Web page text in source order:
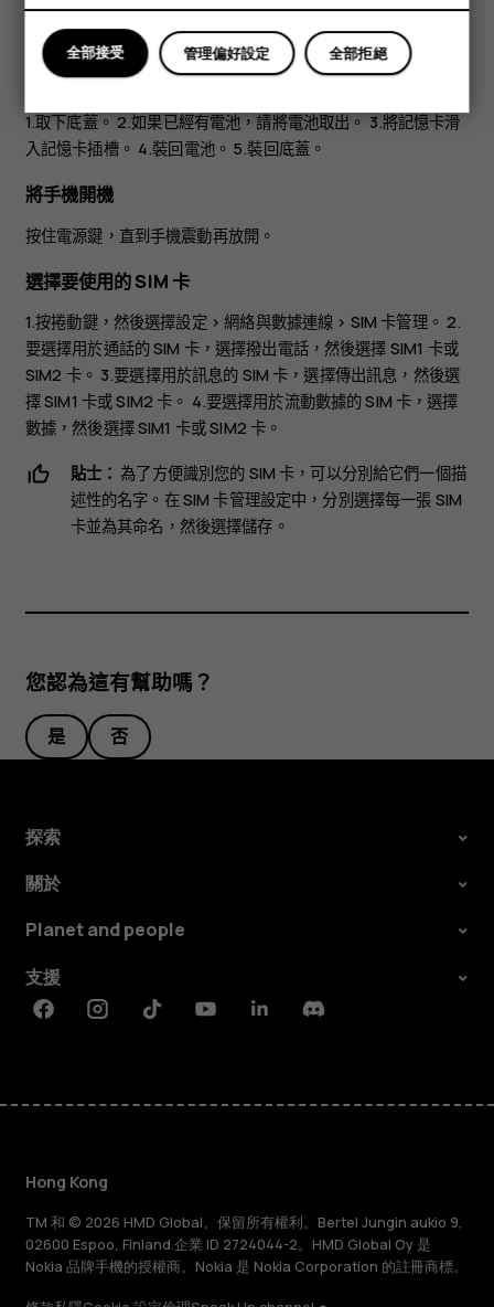
1.取下底蓋。 2.如果已經有電池，請將電池取出。 3.將記憶卡滑
入記憶卡插槽。 4.裝回電池。 5.裝回底蓋。
將手機開機
按住電源鍵，直到手機震動再放開。
選擇要使用的 SIM 卡
1.按捲動鍵，然後選擇設定 >網絡與數據連線 > SIM 卡管理。 2.
要選擇用於通話的 SIM 卡，選擇撥出電話，然後選擇 SIM1 卡或
SIM2 卡。 3.要選擇用於訊息的 SIM 卡，選擇傳出訊息 ，然後選
擇SIM1 卡或SIM2 卡 。 4.要選擇用於流動數據的 SIM 卡，選擇
數據 ，然後選擇SIM1 卡或SIM2 卡 。
貼士： 為了方便識別您的 SIM 卡，可以分別給它們一個描
述性的名字。在SIM 卡管理設定中，分別選擇每一張 SIM
卡並為其命名，然後選擇儲存 。
您認為這有幫助嗎？
是 否
探索
關於
Planet and people
支援
FacebookInstagramTiktokYoutubeLinkedinDiscord
Hong Kong
TM 和 © 2026 HMD Global。保留所有權利。Bertel Jungin aukio 9,
02600 Espoo, Finland.企業 ID 2724044-2。HMD Global Oy 是
Nokia 品牌手機的授權商。Nokia 是 Nokia Corporation 的註冊商標。
全部拒絕
管理偏好設定
全部接受